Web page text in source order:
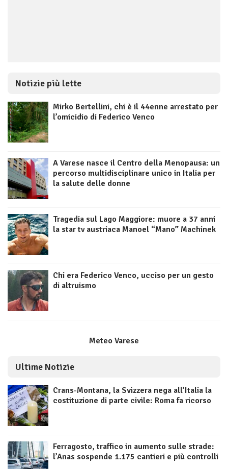
Notizie più lette
Mirko Bertellini, chi è il 44enne arrestato per
l’omicidio di Federico Venco
A Varese nasce il Centro della Menopausa: un
percorso multidisciplinare unico in Italia per
la salute delle donne
Tragedia sul Lago Maggiore: muore a 37 anni
la star tv austriaca Manoel “Mano” Machinek
Chi era Federico Venco, ucciso per un gesto
di altruismo
Meteo Varese
Ultime Notizie
Crans-Montana, la Svizzera nega all’Italia la
costituzione di parte civile: Roma fa ricorso
Ferragosto, traffico in aumento sulle strade:
l’Anas sospende 1.175 cantieri e più controlli